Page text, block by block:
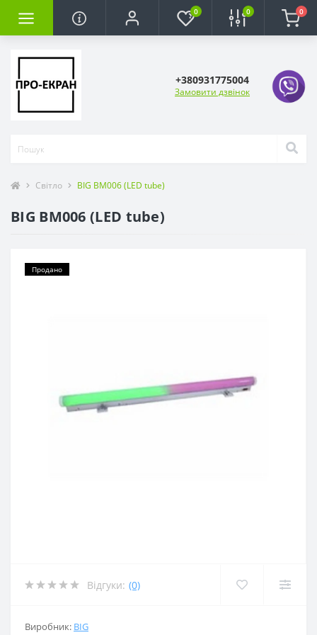
0 0 0
+380931775004
Замовити дзвінок
Світло BIG BM006 (LED tube)
BIG BM006 (LED tube)
Продано
Відгуки: (0)
Виробник: BIG